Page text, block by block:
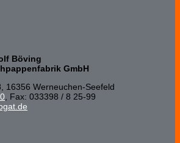
Böving
GmbH
16356 Werneuchen-Seefeld
, Fax: 033398 / 8 25-99